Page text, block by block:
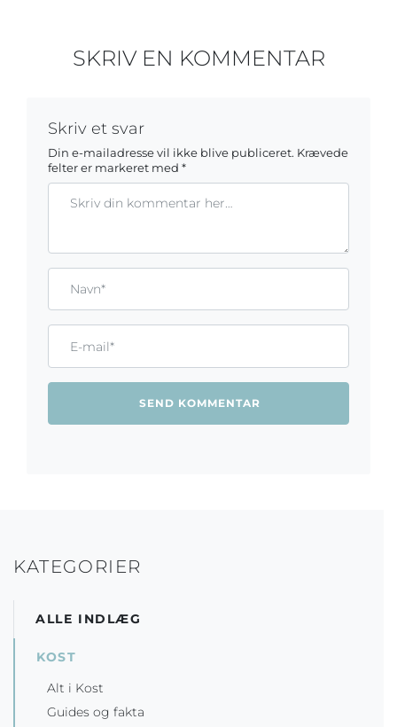
SKRIV EN KOMMENTAR
Skriv et svar
Din e-mailadresse vil ikke blive publiceret. Krævede
felter er markeret med *
KATEGORIER
ALLE INDLÆG
KOST
Alt i Kost
Guides og fakta